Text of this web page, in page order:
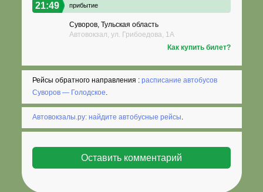
21:49 прибытие
Суворов, Тульская область
Автовокзал, ул. Грибоедова, 1А
Как купить билет?
Рейсы обратного направления :расписание автобусов
Суворов — Голодское.
Автовокзалы.ру: найдите автобусные рейсы.